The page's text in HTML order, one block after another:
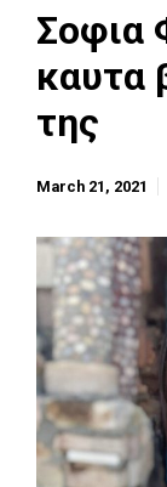
Σοφια
καυτα
της
March 21, 2021